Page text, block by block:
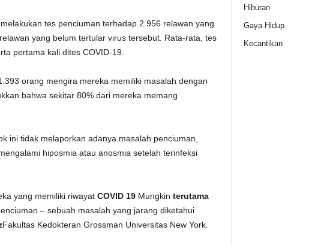
tes penciuman terhadap 2.956 relawan yang
yang belum tertular virus tersebut. Rata-rata, tes
pertama kali dites COVID-19.
orang mengira mereka memiliki masalah dengan
bahwa sekitar 80% dari mereka memang
ini tidak melaporkan adanya masalah penciuman,
hiposmia atau anosmia setelah terinfeksi
yang memiliki riwayat COVID 19Mungkin terutama
– sebuah masalah yang jarang diketahui
Fakultas Kedokteran Grossman Universitas New York.
Hiburan
Gaya Hidup
Kecantikan